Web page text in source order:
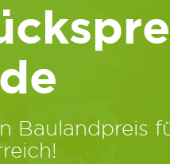
Baulandpreis